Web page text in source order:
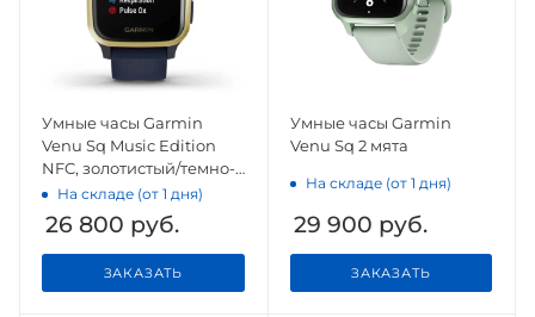
Умные часы Garmin
Venu Sq Music Edition
NFC, золотистый/темно-
синий
На складе (от 1 дня)
26 800 руб.
ЗАКАЗАТЬ
Умные часы Garmin
Venu Sq 2 мята
На складе (от 1 дня)
29 900 руб.
ЗАКАЗАТЬ